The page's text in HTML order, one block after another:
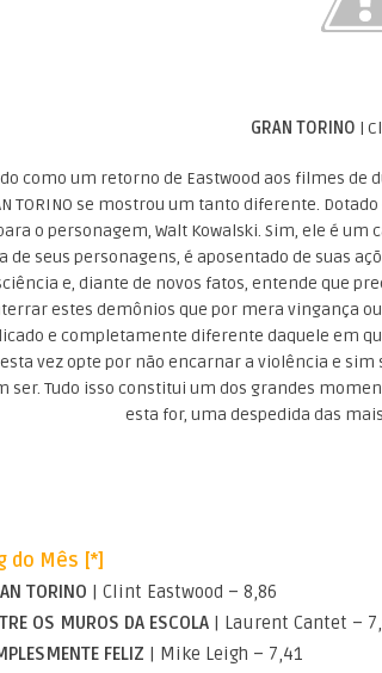
GRAN TORINO |
como um retorno de Eastwood aos filmes
TORINO se mostrou um tanto diferente.
o personagem, Walt Kowalski. Sim, ele é
de seus personagens, é aposentado de suas
e, diante de novos fatos, entende que
estes demônios que por mera vingança
e completamente diferente daquele em
vez opte por não encarnar a violência e
ser. Tudo isso constitui um dos grandes
esta for, uma despedida das
do Mês [*]
TORINO | Clint Eastwood – 8,86
OS MUROS DA ESCOLA | Laurent Cantet –
FELIZ | Mike Leigh – 7,41